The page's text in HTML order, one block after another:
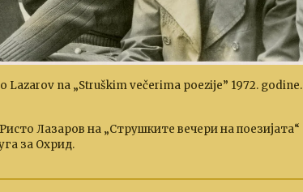
Lazarov na „Struškim večerima poezije” 1972. godine.
Лазаров на „Струшкитe вечери на поезијата“
за Охрид.